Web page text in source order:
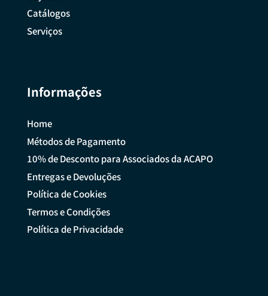
Catálogos
Serviços
Informações
Home
Métodos de Pagamento
10% de Desconto para Associados da ACAPO
Entregas e Devoluções
Política de Cookies
Termos e Condições
Política de Privacidade